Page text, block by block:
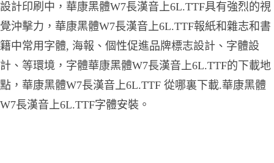
設計印刷中，華康黑體W7長漢音上6L.TTF具有強烈的視
覺沖擊力，華康黑體W7長漢音上6L.TTF報紙和雜志和書
籍中常用字體, 海報、個性促進品牌標志設計、字體設
計、等環境，字體華康黑體W7長漢音上6L.TTF的下載地
點，華康黑體W7長漢音上6L.TTF 從哪裏下載.華康黑體
W7長漢音上6L.TTF字體安裝。